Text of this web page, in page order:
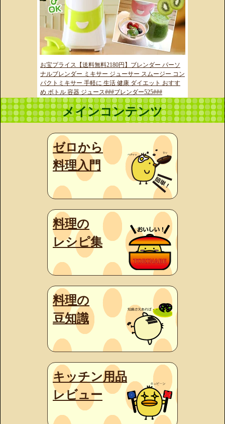
お宝プライス【送料無料2180円】ブレンダー パーソ
ナルブレンダー ミキサー ジューサー スムージー コン
パクトミキサー 手軽に 生活 健康 ダイエット おすす
め ボトル 容器 ジュース###ブレンダー525###
メインコンテンツ
ゼロから
料理入門
料理の
レシピ集
料理の
豆知識
キッチン用品
レビュー